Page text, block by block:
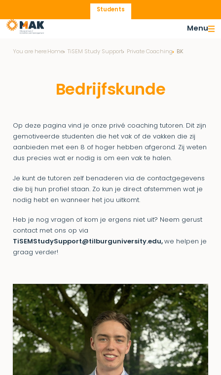
Students
Menu
You are here:Home TiSEM Study Support Private Coaching BK
Bedrijfskunde
Op deze pagina vind je onze privé coaching tutoren. Dit zijn
gemotiveerde studenten die het vak of de vakken die zij
aanbieden met een 8 of hoger hebben afgerond. Zij weten
dus precies wat er nodig is om een vak te halen.
Je kunt de tutoren zelf benaderen via de contactgegevens
die bij hun profiel staan. Zo kun je direct afstemmen wat je
nodig hebt en wanneer het jou uitkomt.
Heb je nog vragen of kom je ergens niet uit? Neem gerust
contact met ons op via
TiSEMStudySupport@tilburguniversity.edu, we helpen je
graag verder!